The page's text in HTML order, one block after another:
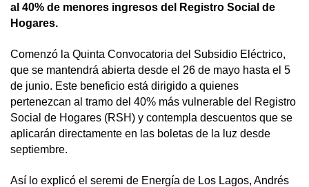
al 40% de menores ingresos del Registro Social de
Hogares.
Comenzó la Quinta Convocatoria del Subsidio Eléctrico,
que se mantendrá abierta desde el 26 de mayo hasta el 5
de junio. Este beneficio está dirigido a quienes
pertenezcan al tramo del 40% más vulnerable del Registro
Social de Hogares (RSH) y contempla descuentos que se
aplicarán directamente en las boletas de la luz desde
septiembre.
Así lo explicó el seremi de Energía de Los Lagos, Andrés